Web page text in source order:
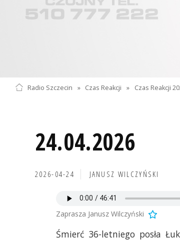
Radio Szczecin » Czas Reakcji » Czas Reakcji
24.04.2026
2026-04-24 JANUSZ WILCZYŃSKI
Zaprasza Janusz Wilczyński
Śmierć 36-letniego posła